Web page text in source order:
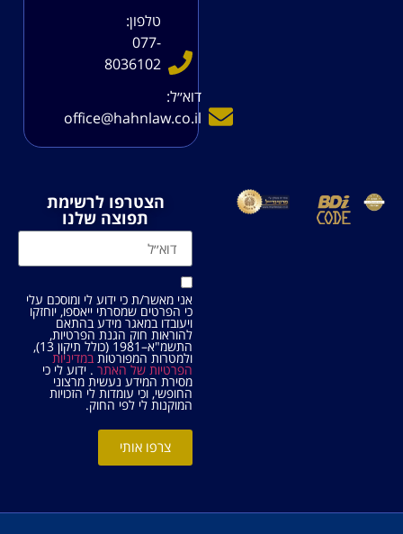
טלפון:
077-
8036102
דוא׳׳ל:
office@hahnlaw.co.il
הצטרפו לרשימת
תפוצה שלנו
אני מאשר/ת כי ידוע לי ומוסכם עלי
כי הפרטים שמסרתי ייאספו, יוחזקו
ויעובדו במאגר מידע בהתאם
להוראות חוק הגנת הפרטיות,
התשמ"א–1981 (כולל תיקון 13),
ולמטרות המפורטותבמדיניות
הפרטיות של האתר . ידוע לי כי
מסירת המידע נעשית מרצוני
החופשי, וכי עומדות לי הזכויות
המוקנות לי לפי החוק.
צרפו אותי